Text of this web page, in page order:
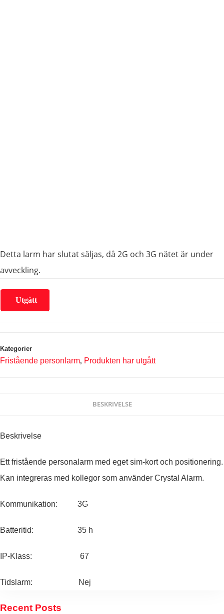
Detta larm har slutat säljas, då 2G och 3G nätet är under
avveckling.
Utgått
Kategorier
Fristående personlarm, Produkten har utgått
BESKRIVELSE
Beskrivelse
Ett fristående personalarm med eget sim-kort och positionering.
Kan integreras med kollegor som använder Crystal Alarm.
Kommunikation: 3G
Batteritid: 35 h
IP-Klass: 67
Tidslarm: Nej
Recent Posts